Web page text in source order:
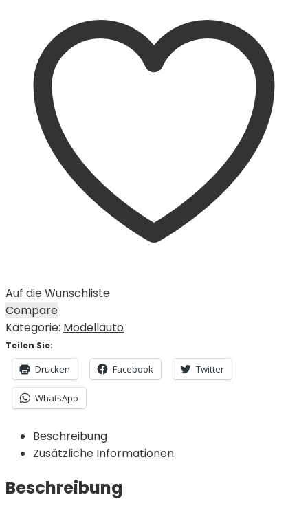
Auf die Wunschliste
Compare
Kategorie: Modellauto
Teilen Sie:
Drucken Facebook Twitter
WhatsApp
Beschreibung
Zusätzliche Informationen
Beschreibung